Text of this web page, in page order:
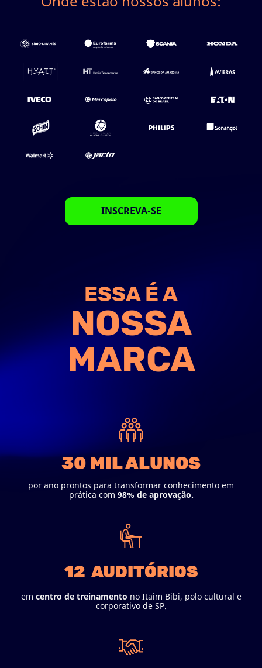
INSCREVA-SE
ESSA É A
NOSSA
MARCA
30 MIL ALUNOS
por ano prontos para transformar conhecimento em
prática com 98% de aprovação.
12 AUDITÓRIOS
em centro de treinamento no Itaim Bibi, polo cultural e
corporativo de SP.